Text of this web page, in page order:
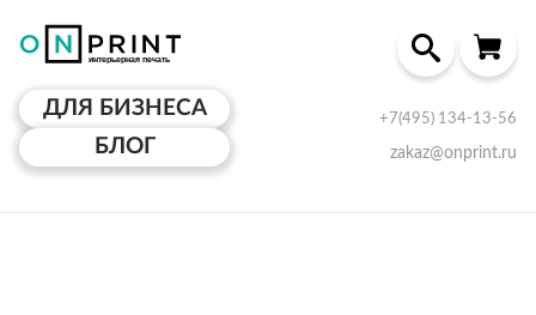
ДЛЯ БИЗНЕСА
БЛОГ
+7(495) 134-13-56
zakaz@onprint.ru